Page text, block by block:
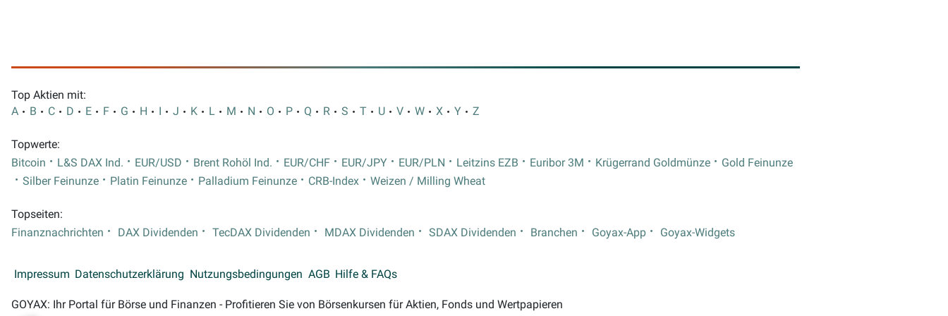
Top Aktien mit:
A
B C D E F G H I J K L M N O P Q R S T U V W X Y Z
Topwerte:
Bitcoin
L&S DAX Ind. EUR/USD Brent Rohöl Ind. EUR/CHF EUR/JPY EUR/PLN Leitzins EZB Euribor 3M Krügerrand Goldmünze
Gold Feinunze
Silber Feinunze
Platin Feinunze Palladium Feinunze CRB-Index Weizen / Milling Wheat
Topseiten:
Finanznachrichten
DAX Dividenden TecDAX Dividenden MDAX Dividenden SDAX Dividenden Branchen Goyax-App Goyax-Widgets
Impressum Datenschutzerklärung Nutzungsbedingungen AGB Hilfe & FAQs
GOYAX: Ihr Portal für Börse und Finanzen - Profitieren Sie von Börsenkursen für Aktien, Fonds und Wertpapieren